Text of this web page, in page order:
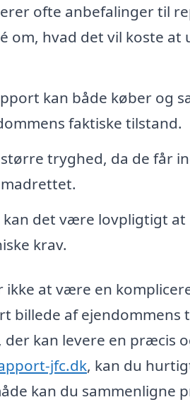
ofte anbefalinger til
om, hvad det vil koste at
kan både køber og
faktiske tilstand.
tryghed, da de får
det være lovpligtigt at
krav.
at være en
billede af ejendommens
kan levere en præcis
jfc.dk, kan du
kan du sammenligne